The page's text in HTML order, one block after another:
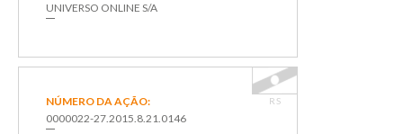
UNIVERSO ONLINE S/A
RS
NÚMERO DA AÇÃO:
0000022-27.2015.8.21.0146